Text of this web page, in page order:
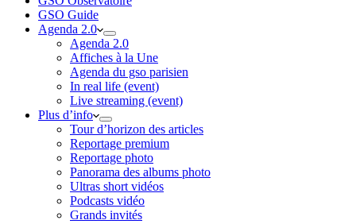
GSO Guide
Agenda 2.0
Agenda 2.0
Affiches à la Une
Agenda du gso parisien
In real life (event)
Live streaming (event)
Plus d’info
Tour d’horizon des articles
Reportage premium
Reportage photo
Panorama des albums photo
Ultras short vidéos
Podcasts vidéo
Grands invités